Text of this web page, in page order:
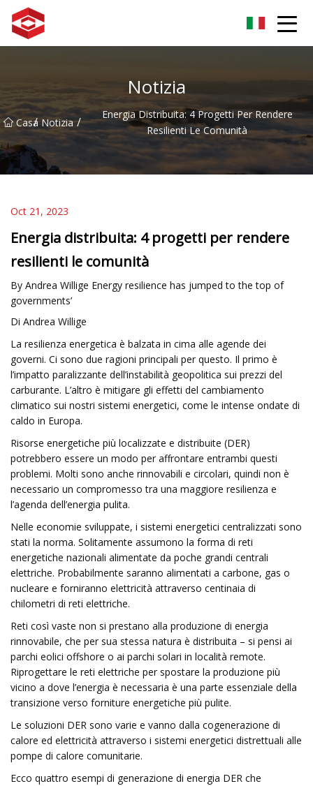
Notizia
Casa
/ Notizia /
Energia Distribuita: 4 Progetti Per Rendere
Resilienti Le Comunità
Oct 21, 2023
Energia distribuita: 4 progetti per rendere
resilienti le comunità
By Andrea Willige Energy resilience has jumped to the top of
governments’
Di Andrea Willige
La resilienza energetica è balzata in cima alle agende dei
governi. Ci sono due ragioni principali per questo. Il primo è
l’impatto paralizzante dell’instabilità geopolitica sui prezzi del
carburante. L’altro è mitigare gli effetti del cambiamento
climatico sui nostri sistemi energetici, come le intense ondate di
caldo in Europa.
Risorse energetiche più localizzate e distribuite (DER)
potrebbero essere un modo per affrontare entrambi questi
problemi. Molti sono anche rinnovabili e circolari, quindi non è
necessario un compromesso tra una maggiore resilienza e
l’agenda dell’energia pulita.
Nelle economie sviluppate, i sistemi energetici centralizzati sono
stati la norma. Solitamente assumono la forma di reti
energetiche nazionali alimentate da poche grandi centrali
elettriche. Probabilmente saranno alimentati a carbone, gas o
nucleare e forniranno elettricità attraverso centinaia di
chilometri di reti elettriche.
Reti così vaste non si prestano alla produzione di energia
rinnovabile, che per sua stessa natura è distribuita – si pensi ai
parchi eolici offshore o ai parchi solari in località remote.
Riprogettare le reti elettriche per spostare la produzione più
vicino a dove l’energia è necessaria è una parte essenziale della
transizione verso forniture energetiche più pulite.
Le soluzioni DER sono varie e vanno dalla cogenerazione di
calore ed elettricità attraverso i sistemi energetici distrettuali alle
pompe di calore comunitarie.
Ecco quattro esempi di generazione di energia DER che